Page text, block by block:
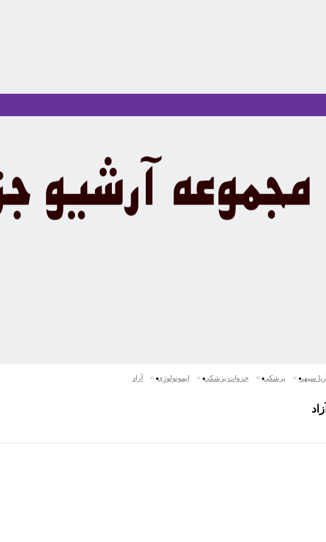
آریا سپهر پزشکی جزوات پزشكي ایمونولوژِی آزاد
آزاد